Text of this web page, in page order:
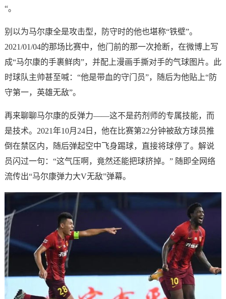
“。
别以为马尔康全是攻击型，防守时的他也堪称“铁壁”。
2021/01/04的那场比赛中，他门前的那一次抢断，在微博上写
成“马尔康的手裹鲜肉”，并配上漫画手撕对手的气球图片。此
时球队主帅甚至喊：“他是带血的守门员”，随后为他贴上“防
守第一，英雄无敌”。
再来聊聊马尔康的反弹力——这不是药剂师的专属技能，而
是技术。2021年10月24日，他在比赛第22分钟被敌方球员推
倒在禁区内，随后弹起空中飞身踢球，直接将球停了。解说
员闪过一句：“这气压啊，竟然还能把球挤掉。” 随即全网络
流传出“马尔康弹力大V无敌”弹幕。